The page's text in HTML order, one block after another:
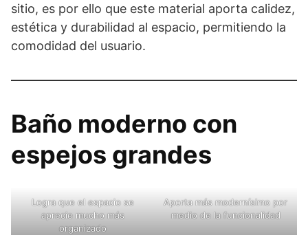
sitio, es por ello que este material aporta calidez,
estética y durabilidad al espacio, permitiendo la
comodidad del usuario.
Baño moderno con
espejos grandes
Logra que el espacio se
aprecie mucho más
organizado
Aporta más modernísimo por
medio de la funcionalidad